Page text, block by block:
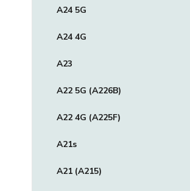
A24 5G
A24 4G
A23
A22 5G (A226B)
A22 4G (A225F)
A21s
A21 (A215)